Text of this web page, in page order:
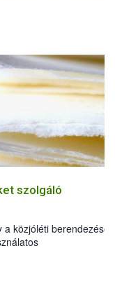
az
kaphassanak
szolgáló
a közjóléti
a Nyomtatványok